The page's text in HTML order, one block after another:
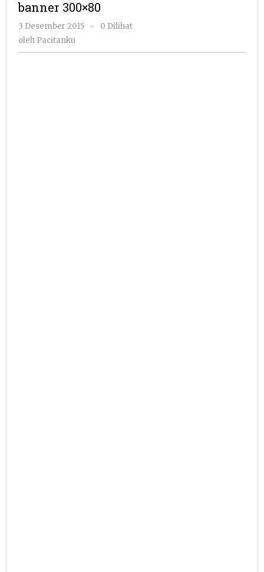
banner 300×80
3 Desember 2015
oleh
-
0 Dilihat
oleh Pacitanku